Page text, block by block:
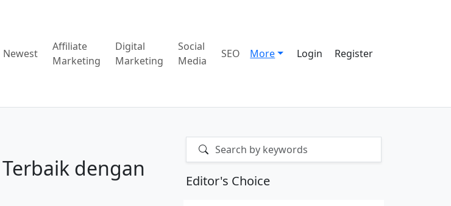
Newest
Affiliate
Marketing
Digital
Marketing
Social
Media
SEO More Login Register
dengan
Editor's Choice